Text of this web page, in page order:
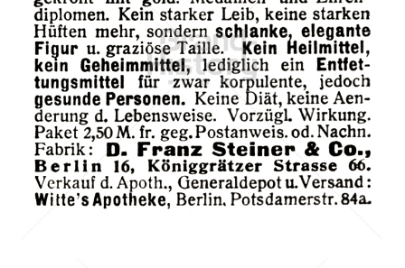
D. Franz Steiner & Co., Berlin
D. Franz Steiner & Co., Berlin
1911